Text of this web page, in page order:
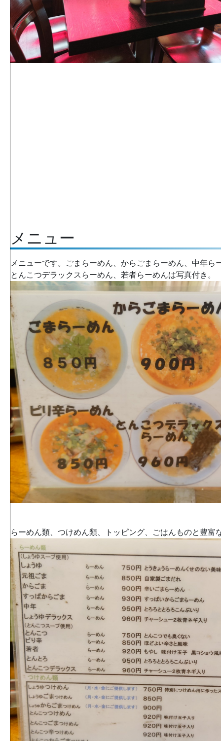
メニュー
メニューです。ごまらーめん、からごまらーめん、中年ら
とんこつデラックスらーめん、若者らーめんは写真付き。
らーめん類、つけめん類、トッピング、ごはんものと豊富